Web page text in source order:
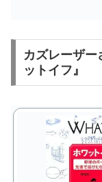
カズレーザ
ットイフ』